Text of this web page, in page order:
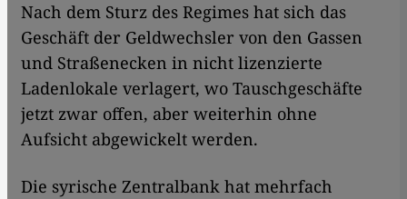
Nach dem Sturz des Regimes hat sich das
Geschäft der Geldwechsler von den Gassen
und Straßenecken in nicht lizenzierte
Ladenlokale verlagert, wo Tauschgeschäfte
jetzt zwar offen, aber weiterhin ohne
Aufsicht abgewickelt werden.
Die syrische Zentralbank hat mehrfach